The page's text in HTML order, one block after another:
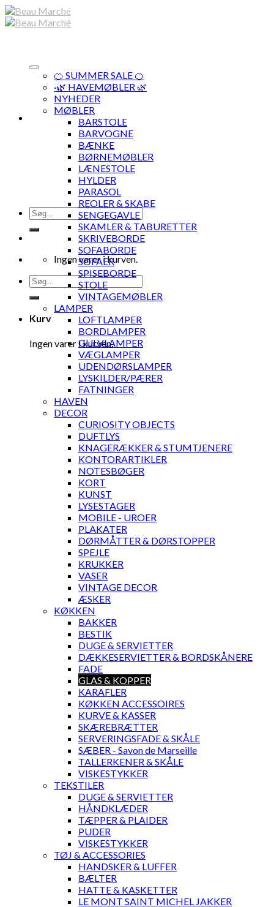
Skip
to
Søg
efter:
Ingen varer i kurven.
Søg
efter:
Kurv
Ingen varer i kurven.
🍊 SUMMER SALE 🍊
·🌿 HAVEMØBLER 🌿
NYHEDER
MØBLER
BARSTOLE
BARVOGNE
BÆNKE
BØRNEMØBLER
LÆNESTOLE
HYLDER
PARASOL
REOLER & SKABE
SENGEGAVLE
SKAMLER & TABURETTER
SKRIVEBORDE
SOFABORDE
SOFAER
SPISEBORDE
STOLE
VINTAGEMØBLER
LAMPER
LOFTLAMPER
BORDLAMPER
GULVLAMPER
VÆGLAMPER
UDENDØRSLAMPER
LYSKILDER/PÆRER
FATNINGER
HAVEN
DECOR
CURIOSITY OBJECTS
DUFTLYS
KNAGERÆKKER & STUMTJENERE
KONTORARTIKLER
NOTESBØGER
KORT
KUNST
LYSESTAGER
MOBILE - UROER
PLAKATER
DØRMÅTTER & DØRSTOPPER
SPEJLE
KRUKKER
VASER
VINTAGE DECOR
ÆSKER
KØKKEN
BAKKER
BESTIK
DUGE & SERVIETTER
DÆKKESERVIETTER & BORDSKÅNERE
FADE
GLAS & KOPPER
KARAFLER
KØKKEN ACCESSOIRES
KURVE & KASSER
SKÆREBRÆTTER
SERVERINGSFADE & SKÅLE
SÆBER - Savon de Marseille
TALLERKENER & SKÅLE
VISKESTYKKER
TEKSTILER
DUGE & SERVIETTER
HÅNDKLÆDER
TÆPPER & PLAIDER
PUDER
VISKESTYKKER
TØJ & ACCESSORIES
HANDSKER & LUFFER
BÆLTER
HATTE & KASKETTER
LE MONT SAINT MICHEL JAKKER